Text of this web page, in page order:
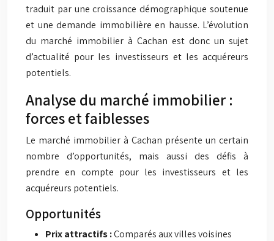
traduit par une croissance démographique soutenue
et une demande immobilière en hausse. L’évolution
du marché immobilier à Cachan est donc un sujet
d’actualité pour les investisseurs et les acquéreurs
potentiels.
Analyse du marché immobilier :
forces et faiblesses
Le marché immobilier à Cachan présente un certain
nombre d’opportunités, mais aussi des défis à
prendre en compte pour les investisseurs et les
acquéreurs potentiels.
Opportunités
Prix attractifs :Comparés aux villes voisines